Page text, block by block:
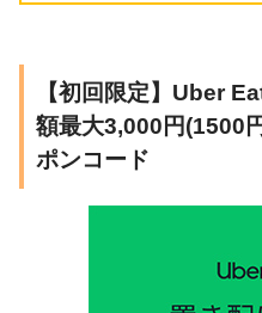
【初回限定】Uber
額最大3,000円(1500
ポンコード